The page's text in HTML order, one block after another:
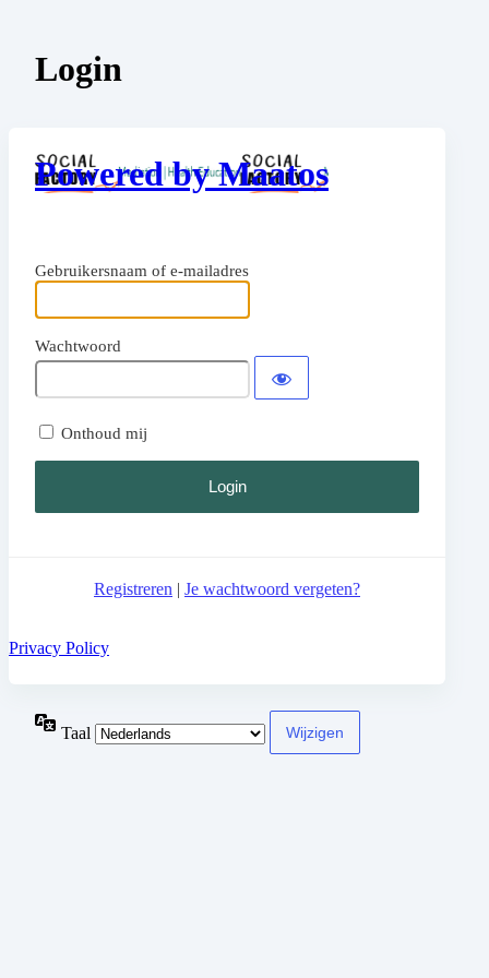
Login
Powered by Maatos
Gebruikersnaam of e-mailadres
Wachtwoord
Onthoud mij
Registreren | Je wachtwoord vergeten?
Privacy Policy
Taal